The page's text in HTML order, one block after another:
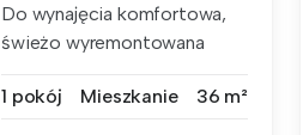
Do wynajęcia komfortowa,
świeżo wyremontowana
1 pokój
Mieszkanie 36 m²